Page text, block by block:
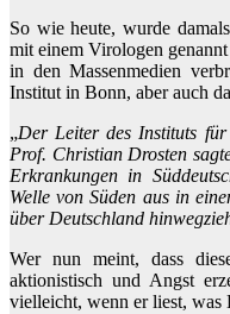
So wie heute, wurde
mit einem Virologen
in den Massenmedien
Institut in Bonn, aber auch
„Der Leiter des Instituts
Prof. Christian Drosten
Erkrankungen in
Welle von Süden aus in
über Deutschland
Wer nun meint, dass
aktionistisch und Angst
vielleicht, wenn er liest, was